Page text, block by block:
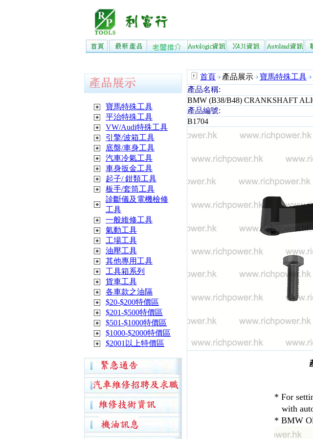
寶馬特殊工具
平治特殊工具
VW/Audi特殊工具
引擎/波箱工具
底盤/車身工具
汽車冷氣工具
車身扳金工具
起子/ 鉗類工具
板手/套筒工具
診斷儀及電機檢修
工具
一般維修工具
氣動工具
工場工具
油壓工具
其他專用工具
工具箱系列
貨車工具
各車款之油隔
$20-$200特價區
$201-$500特價區
$501-$1000特價區
$1000-$2000特價區
$2001以上特價區
首頁 產品展示 寶馬特殊工具
產品名稱:
BMW (B38/B48) CRANKSHAFT
產品編號:
B1704
* For
with
* BMW